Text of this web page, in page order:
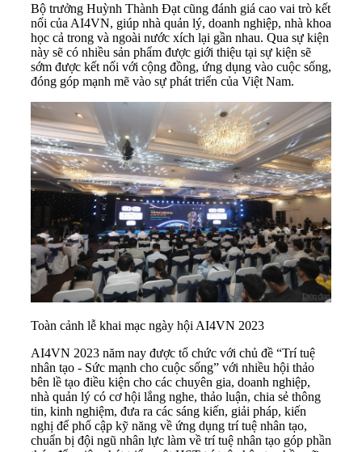
Bộ trưởng Huỳnh Thành Đạt cũng đánh giá cao vai trò kết
nối của AI4VN, giúp nhà quản lý, doanh nghiệp, nhà khoa
học cả trong và ngoài nước xích lại gần nhau. Qua sự kiện
này sẽ có nhiều sản phẩm được giới thiệu tại sự kiện sẽ
sớm được kết nối với cộng đồng, ứng dụng vào cuộc sống,
đóng góp mạnh mẽ vào sự phát triển của Việt Nam.
Toàn cảnh lễ khai mạc ngày hội AI4VN 2023
AI4VN 2023 năm nay được tổ chức với chủ đề “Trí tuệ
nhân tạo - Sức mạnh cho cuộc sống” với nhiều hội thảo
bên lề tạo điều kiện cho các chuyên gia, doanh nghiệp,
nhà quản lý có cơ hội lắng nghe, thảo luận, chia sẻ thông
tin, kinh nghiệm, đưa ra các sáng kiến, giải pháp, kiến
nghị để phổ cập kỹ năng về ứng dụng trí tuệ nhân tạo,
chuẩn bị đội ngũ nhân lực làm về trí tuệ nhân tạo góp phần